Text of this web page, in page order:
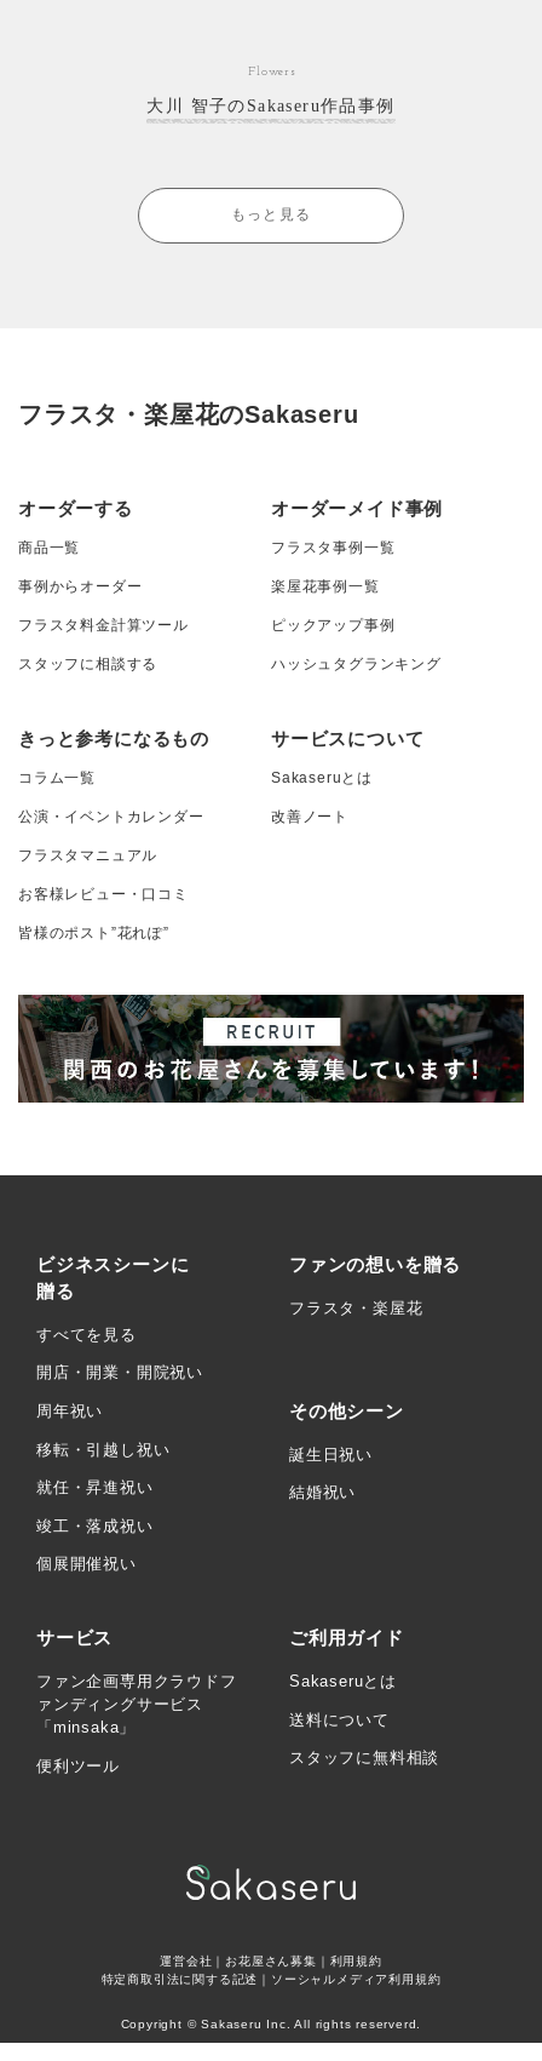
Flowers
大川 智子のSakaseru作品事例
もっと見る
フラスタ・楽屋花のSakaseru
オーダーする
商品一覧
事例からオーダー
フラスタ料金計算ツール
スタッフに相談する
オーダーメイド事例
フラスタ事例一覧
楽屋花事例一覧
ピックアップ事例
ハッシュタグランキング
きっと参考になるもの
コラム一覧
公演・イベントカレンダー
フラスタマニュアル
お客様レビュー・口コミ
皆様のポスト”花れぽ”
サービスについて
Sakaseruとは
改善ノート
ビジネスシーンに
贈る
すべてを見る
開店・開業・開院祝い
周年祝い
移転・引越し祝い
就任・昇進祝い
竣工・落成祝い
個展開催祝い
ファンの想いを贈る
フラスタ・楽屋花
その他シーン
誕生日祝い
結婚祝い
サービス
ファン企画専用クラウドフ
ァンディングサービス
「minsaka」
便利ツール
ご利用ガイド
Sakaseruとは
送料について
スタッフに無料相談
運営会社 ｜ お花屋さん募集 ｜ 利用規約
特定商取引法に関する記述 ｜ ソーシャルメディア利用規約
Copyright © Sakaseru Inc. All rights reserverd.